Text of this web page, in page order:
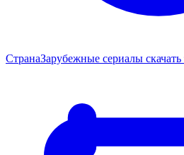
СтранаЗарубежные сериалы скачать